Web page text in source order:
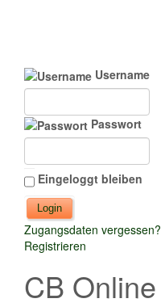
Username
Passwort
Eingeloggt bleiben
Zugangsdaten vergessen?
Registrieren
CB Online